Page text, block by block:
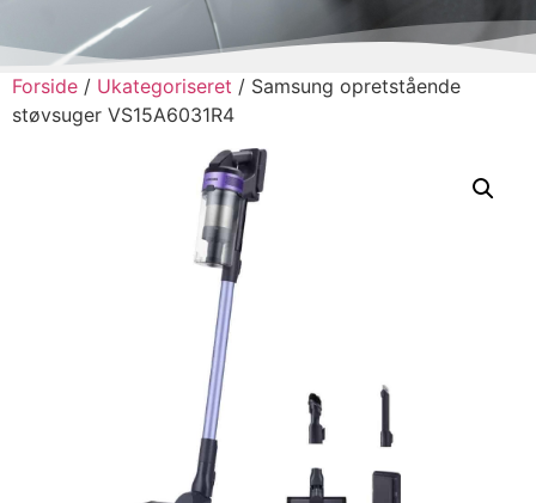
Forside / Ukategoriseret / Samsung opretstående
støvsuger VS15A6031R4